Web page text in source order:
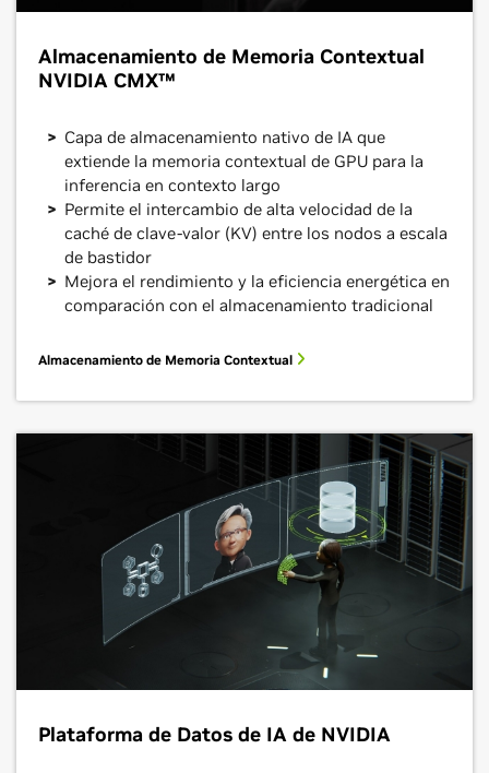
Almacenamiento de Memoria Contextual
NVIDIA CMX™
Capa de almacenamiento nativo de IA que
extiende la memoria contextual de GPU para la
inferencia en contexto largo
Permite el intercambio de alta velocidad de la
caché de clave-valor (KV) entre los nodos a escala
de bastidor
Mejora el rendimiento y la eficiencia energética en
comparación con el almacenamiento tradicional
Almacenamiento de Memoria Contextual
Plataforma de Datos de IA de NVIDIA